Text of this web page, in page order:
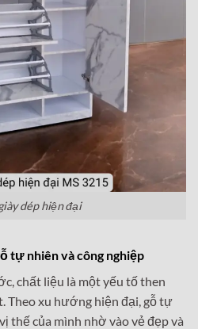
dép hiện đại
tự nhiên và công nghiệp
chất liệu là một yếu tố then
Theo xu hướng hiện đại, gỗ tự
thế của mình nhờ vào vẻ đẹp và